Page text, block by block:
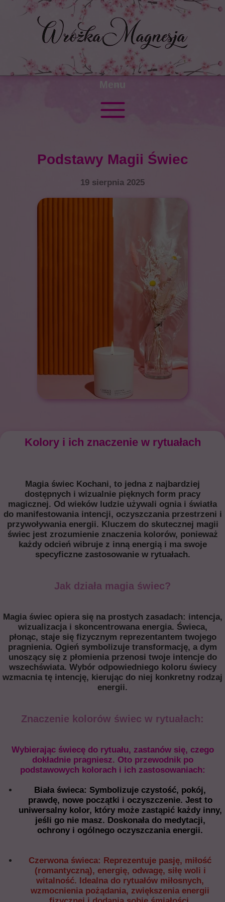
19 sierpnia 2025
Podstawy Magii Świec
Kolory i ich znaczenie w rytuałach
Magia świec Kochani, to jedna z najbardziej
dostępnych i wizualnie pięknych form pracy
magicznej. Od wieków ludzie używali ognia i światła
do manifestowania intencji, oczyszczania przestrzeni i
przywoływania energii. Kluczem do skutecznej magii
świec jest zrozumienie znaczenia kolorów, ponieważ
każdy odcień wibruje z inną energią i ma swoje
specyficzne zastosowanie w rytuałach.
Jak działa magia świec?
Magia świec opiera się na prostych zasadach: intencja,
wizualizacja i skoncentrowana energia. Świeca,
płonąc, staje się fizycznym reprezentantem twojego
pragnienia. Ogień symbolizuje transformację, a dym
unoszący się z płomienia przenosi twoje intencje do
wszechświata. Wybór odpowiedniego koloru świecy
wzmacnia tę intencję, kierując do niej konkretny rodzaj
energii.
Znaczenie kolorów świec w rytuałach:
Wybierając świecę do rytuału, zastanów się, czego
dokładnie pragniesz. Oto przewodnik po
podstawowych kolorach i ich zastosowaniach:
Biała świeca: Symbolizuje czystość, pokój,
prawdę, nowe początki i oczyszczenie. Jest to
uniwersalny kolor, który może zastąpić każdy inny,
jeśli go nie masz. Doskonała do medytacji,
ochrony i ogólnego oczyszczania energii.
Czerwona świeca: Reprezentuje pasję, miłość
(romantyczną), energię, odwagę, siłę woli i
witalność. Idealna do rytuałów miłosnych,
wzmocnienia pożądania, zwiększenia energii
Menu